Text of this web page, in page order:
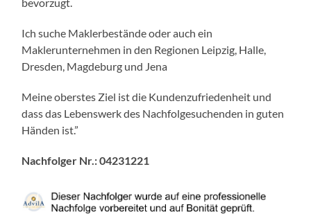
Ich suche Maklerbestände oder auch ein
Maklerunternehmen in den Regionen Leipzig, Halle,
Dresden, Magdeburg und Jena
Meine oberstes Ziel ist die Kundenzufriedenheit und
dass das Lebenswerk des Nachfolgesuchenden in guten
Händen ist.”
Nachfolger Nr.:04231221